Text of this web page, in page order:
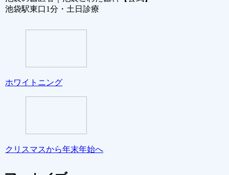
池袋駅東口1分・土日診療
ホワイトニング
クリスマスから年末年始へ